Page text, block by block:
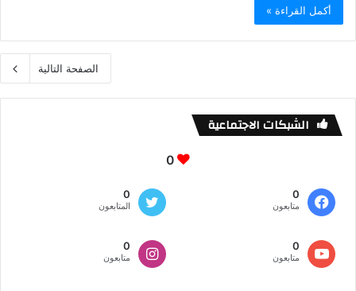
أكمل القراءة »
الصفحة التالية
الشبكات الاجتماعية
0
0
متابعون
0
المتابعون
0
متابعون
0
متابعون